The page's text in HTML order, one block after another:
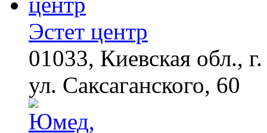
Пересмотрела 10 раз
Ролик из Омска: вы
будете смеяться долго
Эстет центр
01033, Киевская обл.,
ул. Саксаганского, 60